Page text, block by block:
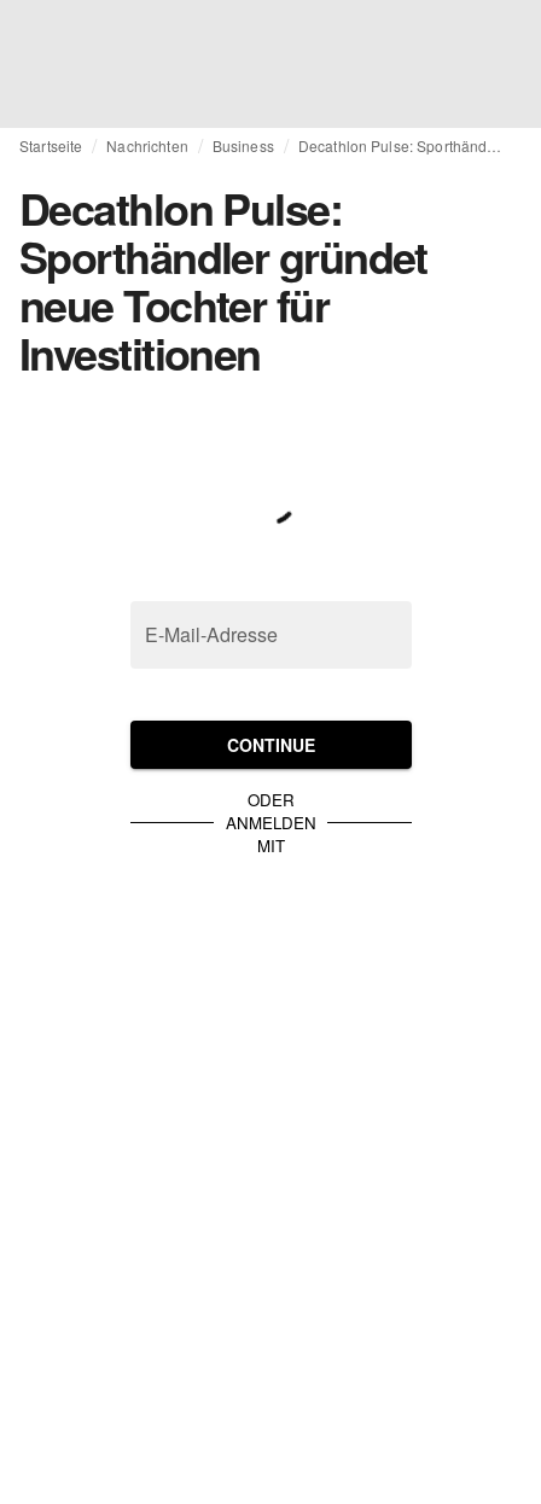
Startseite Nachrichten Business
Decathlon Pulse:
Sporthändler gründet
neue Tochter für
Investitionen
E-Mail-Adresse
CONTINUE
ODER
ANMELDEN
MIT